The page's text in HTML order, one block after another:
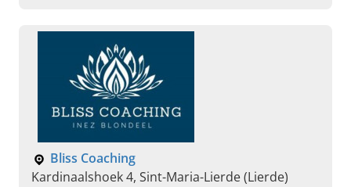
Afspraak maken bij psychotherapeut, Testdiagnostiek
Bliss Coaching
Kardinaalshoek 4, Sint-Maria-Lierde (Lierde)